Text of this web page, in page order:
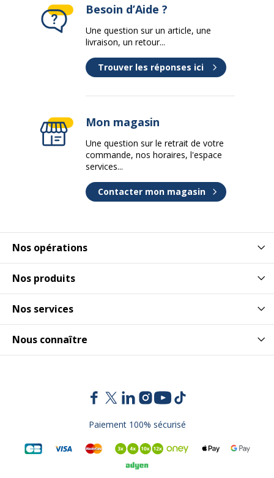
Nos opérations
Nos produits
Nos services
Nous connaître
Besoin d’Aide ?
Une question sur un article, une
livraison, un retour...
Trouver les réponses ici
Mon magasin
Une question sur le retrait de votre
commande, nos horaires, l'espace
services...
Contacter mon magasin
Paiement 100% sécurisé